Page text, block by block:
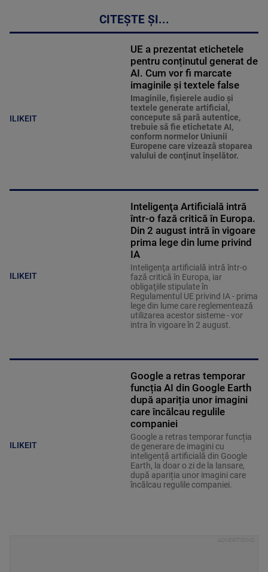
CITEȘTE ȘI...
ILIKEIT
UE a prezentat etichetele
pentru conținutul generat de
AI. Cum vor fi marcate
imaginile și textele false
Imaginile, fişierele audio şi
textele generate artificial,
concepute să pară autentice,
trebuie să fie etichetate AI,
conform normelor Uniunii
Europene care vizează stoparea
valului de conţinut înşelător.
ILIKEIT
Inteligenţa Artificială intră
într-o fază critică în Europa.
Din 2 august intră în vigoare
prima lege din lume privind
IA
Inteligenţa artificială intră într-o
fază critică în Europa, iar
obligaţiile stipulate în
Regulamentul UE privind IA - prima
lege din lume care reglementează
utilizarea acestor sisteme - vor
intra în vigoare în 2 august.
ILIKEIT
Google a retras temporar
funcția AI din Google Earth
după apariția unor imagini
care încălcau regulile
companiei
Google a retras temporar funcția
de generare de imagini cu
inteligență artificială din Google
Earth, la doar o zi de la lansare,
după apariția unor imagini care
încălcau regulile companiei.